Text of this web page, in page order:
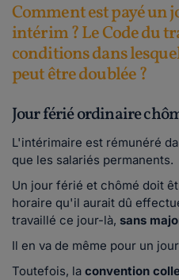
Comment est payé un
intérim ? Le Code du
conditions dans
peut être doublée ?
Jour férié ordinaire
L'intérimaire est rémunéré
que les salariés permanents.
Un jour férié et chômé doit
horaire qu'il aurait dû
travaillé ce jour-là, sans
Il en va de même pour un
Toutefois, la convention